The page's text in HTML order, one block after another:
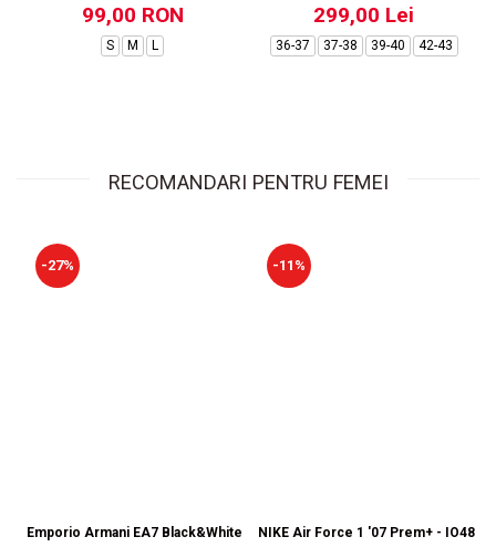
99,00 RON
S M L
299,00 Lei
36-37 37-38 39-40 42-43
RECOMANDARI PENTRU FEMEI
-27%
Emporio Armani EA7 Black&White Vintage NY - AF18609-7X000541-
-11%
NIKE Air Force 1 '07 Prem+ -